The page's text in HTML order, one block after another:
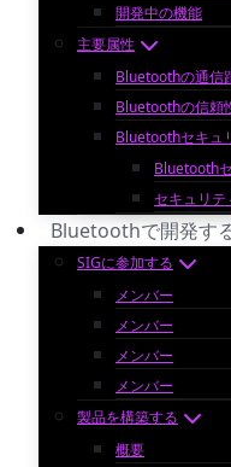
開発中の機能
主要属性
Bluetoothの通信
Bluetoothの信頼
Bluetoothセキュ
Bluetooth
セキュリテ
Bluetoothで開発す
SIGに参加する
メンバー
メンバー
メンバー
メンバー
製品を構築する
概要